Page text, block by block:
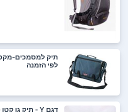
לפי הזמנה
דגם Y - תיק גן קטן -דגם 170040